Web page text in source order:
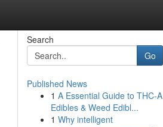
Search
Go
Published News
1 A Essential Guide to THC-A
Edibles & Weed Edibl...
1 Why intelligent